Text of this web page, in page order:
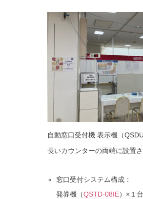
自動窓口受付機 表示機（
長いカウンターの両端に設置さ
窓口受付システム構成：
発券機（QSTD-08IE）×１台